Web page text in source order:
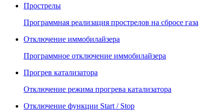
Прострелы
Программная реализация прострелов на сбросе газа
Отключение иммобилайзера
Программное отключение иммобилайзера
Прогрев катализатора
Отключение режима прогрева катализатора
Отключение функции Start / Stop